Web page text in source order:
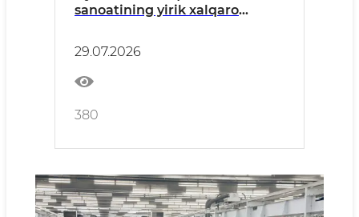
sanoatining yirik xalqaro
29.07.2026
380